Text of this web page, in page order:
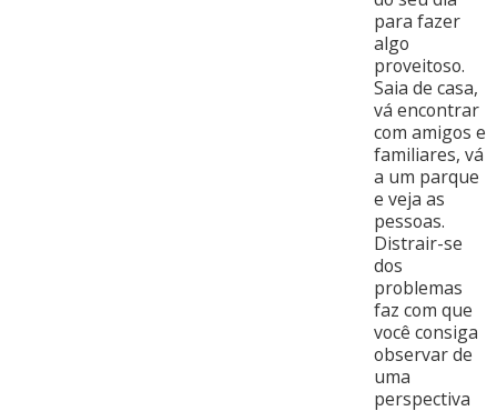
para fazer
algo
proveitoso.
Saia de casa,
vá encontrar
com amigos e
familiares, vá
a um parque
e veja as
pessoas.
Distrair-se
dos
problemas
faz com que
você consiga
observar de
uma
perspectiva